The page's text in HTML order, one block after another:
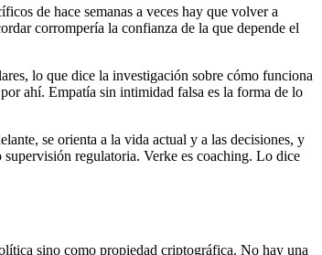
de hace semanas a veces hay que volver a
corrompería la confianza de la que depende el
lo que dice la investigación sobre cómo funciona
ahí. Empatía sin intimidad falsa es la forma de lo
se orienta a la vida actual y a las decisiones, y
regulatoria. Verke es coaching. Lo dice
sino como propiedad criptográfica. No hay una